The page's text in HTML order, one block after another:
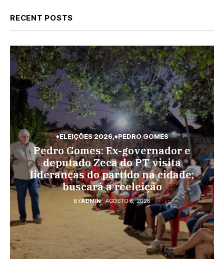
RECENT POSTS
♦PEDRO GOMES ♦POLÍCIA
Pedro Gomes: URGENTE: Jovem é
morto na região do Cascalho;
polícia no local
ADMIN AGOSTO 8, 2026
♦ELEIÇÕES 2026 ♦PEDRO GOMES
Pedro Gomes: Ex-governador e
deputado Zeca do PT visita
lideranças do partido na cidade;
buscará a reeleição
BYADMIN AGOSTO 8, 2026
♦ESPORTES
Vini Jr. torna-se o brasileiro mais
bem pago; veja o top 10
BYADMIN AGOSTO 7, 2026